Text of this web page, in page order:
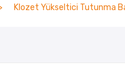
Klozet Yükseltici Tutunma